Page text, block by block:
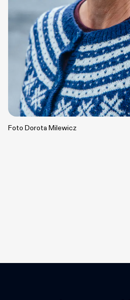
Foto Dorota Milewicz